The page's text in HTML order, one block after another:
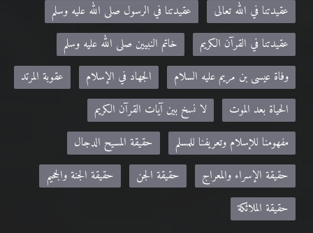
عقيدتنا في الله تعالى
عقيدتنا في الرسول صلى الله عليه وسلم
عقيدتنا في القرآن الكريم
خاتم النبيين صلى الله عليه وسلم
وفاة عيسى بن مريم عليه السلام
الجهاد في الإسلام
عقوبة المرتد
الحياة بعد الموت
لا نسخ بين آيات القرآن الكريم
مفهومنا للإسلام وتعريفنا للمسلم
حقيقة المسيح الدجال
حقيقة الإسراء والمعراج
حقيقة الجن
حقيقة الجنة والجحيم
حقيقة الملائكة